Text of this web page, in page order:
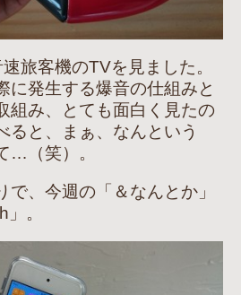
旅客機のTVを見ました。
に発生する爆音の仕組みと
組み、とても面白く見たの
ると、まぁ、なんという
…（笑）。
で、今週の「＆なんとか」
。